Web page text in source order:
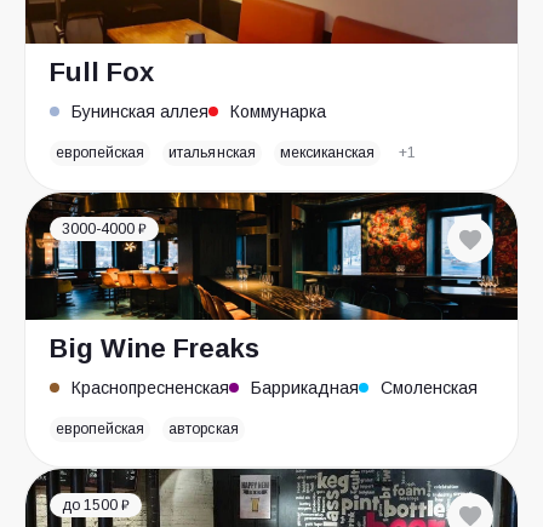
Full Fox
Бунинская аллея Коммунарка
европейская итальянская мексиканская +1
3000-4000 ₽
Big Wine Freaks
Краснопресненская Баррикадная Смоленская
европейская авторская
до 1500 ₽